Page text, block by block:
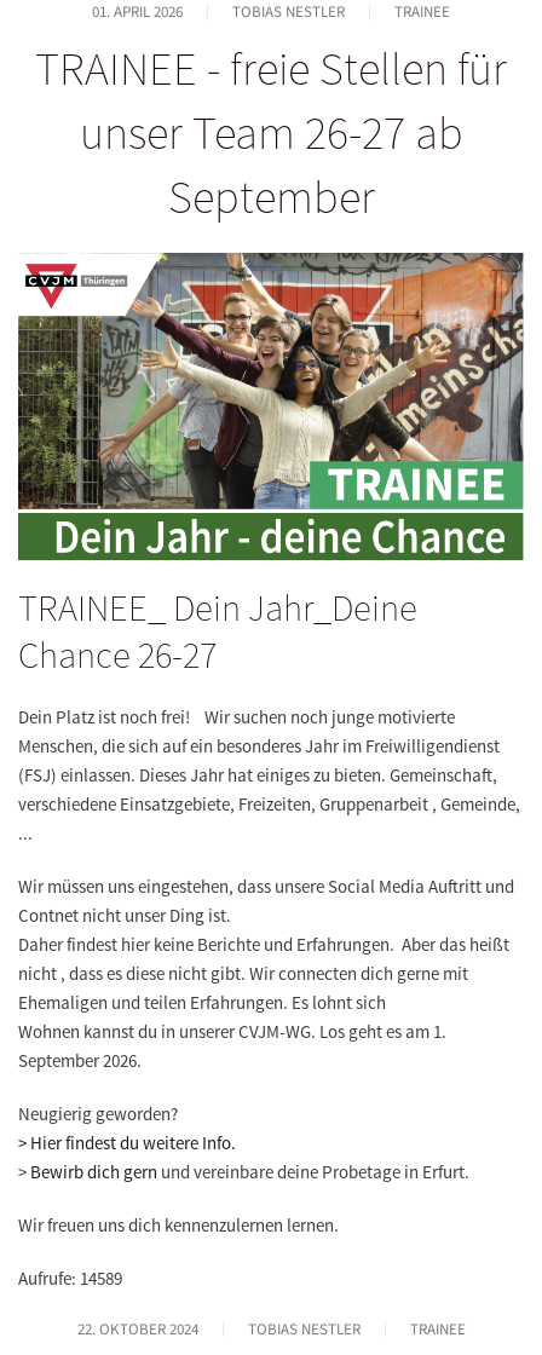
01. APRIL 2026 TOBIAS NESTLER TRAINEE
TRAINEE - freie Stellen für
unser Team 26-27 ab
September
TRAINEE_ Dein Jahr_Deine
Chance 26-27
Dein Platz ist noch frei! Wir suchen noch junge motivierte
Menschen, die sich auf ein besonderes Jahr im Freiwilligendienst
(FSJ) einlassen. Dieses Jahr hat einiges zu bieten. Gemeinschaft,
verschiedene Einsatzgebiete, Freizeiten, Gruppenarbeit , Gemeinde,
...
Wir müssen uns eingestehen, dass unsere Social Media Auftritt und
Contnet nicht unser Ding ist.
Daher findest hier keine Berichte und Erfahrungen. Aber das heißt
nicht , dass es diese nicht gibt. Wir connecten dich gerne mit
Ehemaligen und teilen Erfahrungen. Es lohnt sich
Wohnen kannst du in unserer CVJM-WG. Los geht es am 1.
September 2026.
Neugierig geworden?
> Hier findest du weitere Info.
> Bewirb dich gern und vereinbare deine Probetage in Erfurt.
Wir freuen uns dich kennenzulernen lernen.
Aufrufe: 14589
22. OKTOBER 2024 TOBIAS NESTLER TRAINEE